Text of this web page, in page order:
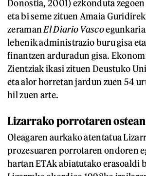
Donostia, 2001) ezkonduta
eta bi seme zituen Amaia
zeraman El Diario Vasco
lehenik administrazio buru gisa
finantzen arduradun gisa.
Zientziak ikasi zituen Deustuko
eta alor horretan jardun zuen 54
hil zuen arte.
Lizarrako porrotaren ostean
Oleagaren aurkako atentatua
prozesuaren porrotaren ondoren
hartan ETAk abiatutako erasoaldi